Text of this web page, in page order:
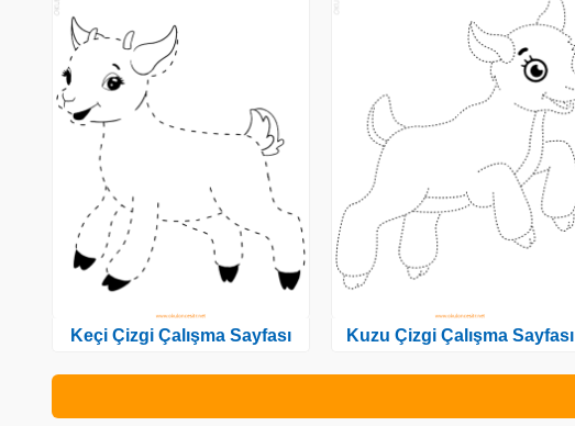
Keçi Çizgi Çalışma Sayfası Kuzu Çizgi Çalışma Sayfası